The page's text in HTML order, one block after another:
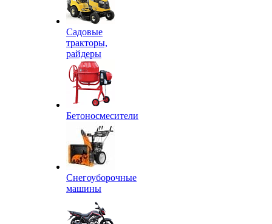
Садовые
тракторы,
райдеры
Бетоносмесители
Снегоуборочные
машины